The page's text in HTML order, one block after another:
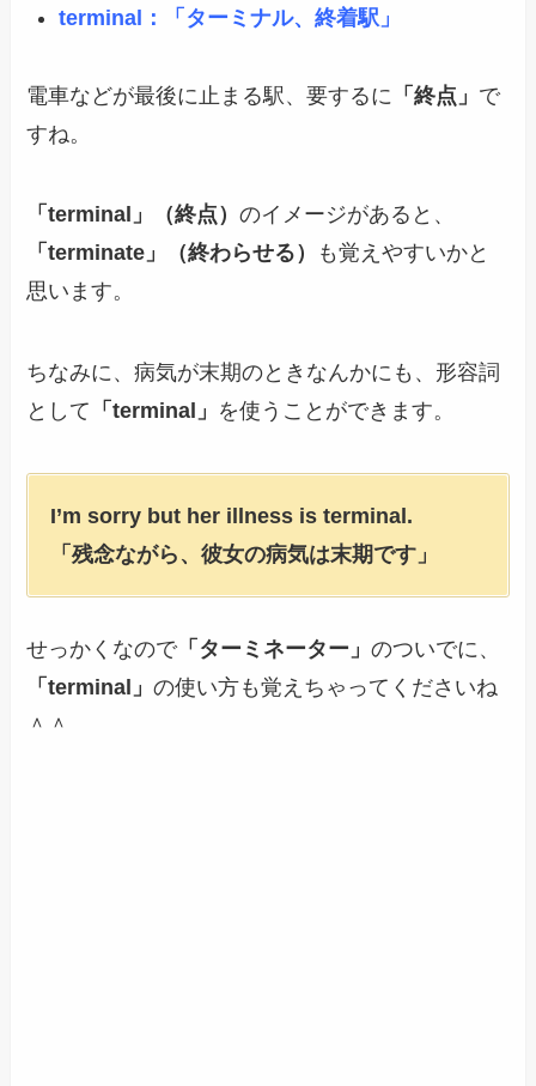
terminal：「ターミナル、終着駅」
電車などが最後に止まる駅、要するに 「終点」 で
すね。
「terminal」（終点）のイメージがあると、
「terminate」（終わらせる）
も覚えやすいかと
思います。
ちなみに、病気が末期のときなんかにも、形容詞
として 「terminal」 を使うことができます。
I’m sorry but her illness is terminal.
「残念ながら、彼女の病気は末期です」
せっかくなので「ターミネーター」のついでに、
「terminal」の使い方も覚えちゃってくださいね
＾＾